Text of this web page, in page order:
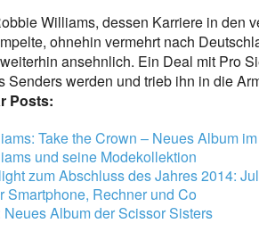
Williams, dessen Karriere in den
ohnehin vermehrt nach
weiterhin ansehnlich. Ein Deal mit Pro
Senders werden und trieb ihn in die
Posts:
Take the Crown – Neues Album
und seine Modekollektion
zum Abschluss des Jahres 2014:
Smartphone, Rechner und Co
Neues Album der Scissor Sisters